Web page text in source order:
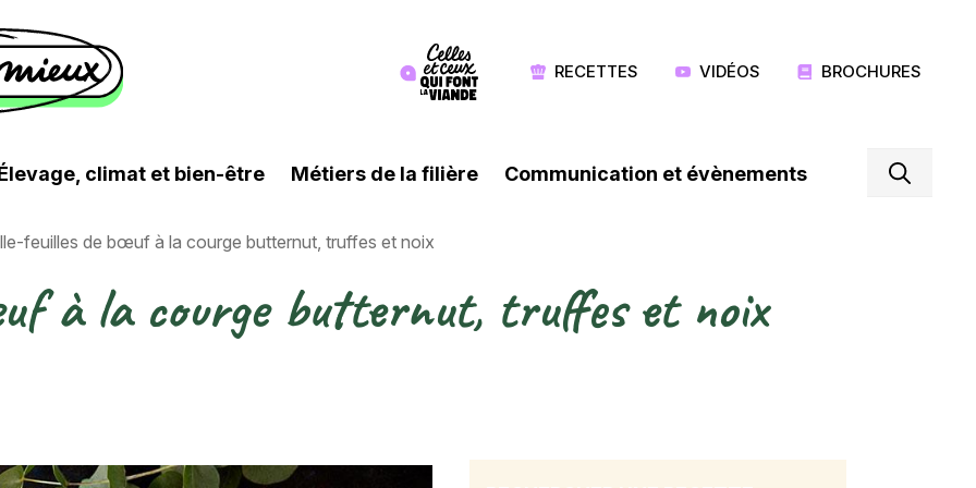
Image
RECETTES VIDÉOS BROCHURES
climat et bien-être Métiers de la filière Communication et évènements
feuilles de bœuf à la courge butternut, truffes et noix
à la courge butternut, truffes et noix